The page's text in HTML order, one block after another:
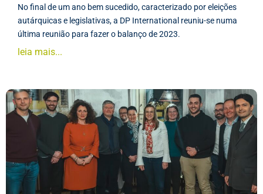
No final de um ano bem sucedido, caracterizado por eleições
autárquicas e legislativas, a DP International reuniu-se numa
última reunião para fazer o balanço de 2023.
leia mais...